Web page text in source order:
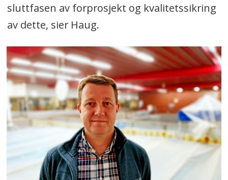
sluttfasen av forprosjekt og kvalitetssikring
av dette, sier Haug.